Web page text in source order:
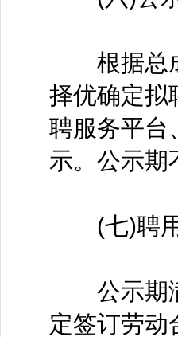
根据总成
择优确定拟
聘服务平台
示。公示期
(七)聘
公示期满
定签订劳动